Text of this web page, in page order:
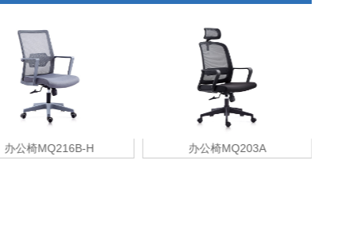
办公椅MQ216B-H 办公椅MQ203A